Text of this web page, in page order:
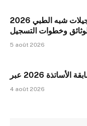
تسجيلات شبه الطبي 2026 formation.sante.gov.dz
وخطوات التسجيل
5 août 2026
4 août 2026